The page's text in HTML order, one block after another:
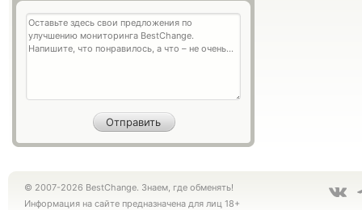
© 2007-2026 BestChange. Знаем, где обменять!
Информация на сайте предназначена для лиц 18+